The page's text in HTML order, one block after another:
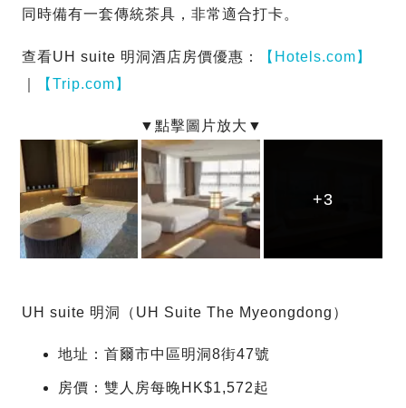
同時備有一套傳統茶具，非常適合打卡。
查看UH suite 明洞酒店房價優惠：
【Hotels.com】
【Trip.com】
+3
+3
+3
UH suite 明洞（UH Suite The Myeongdong）
地址：首爾市中區明洞8街47號
房價：雙人房每晚HK$1,572起